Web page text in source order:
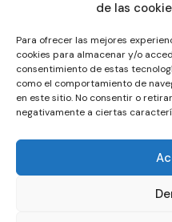
de las
Para ofrecer las mejores
cookies para almacenar y/o
consentimiento de estas
como el comportamiento de
en este sitio. No consentir o
negativamente a ciertas